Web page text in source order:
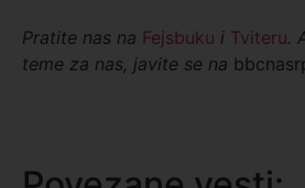
Pratite nas na Fejsbuku i Tviteru.
teme za nas, javite se na